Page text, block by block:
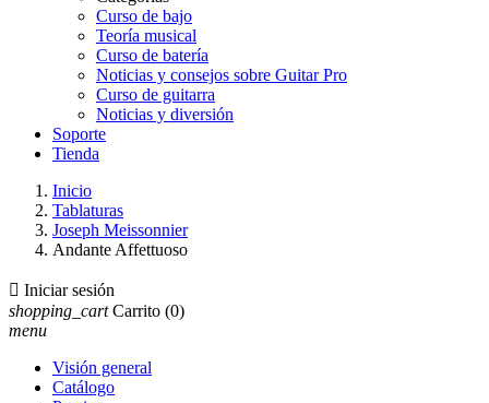
Curso de bajo
Teoría musical
Curso de batería
Noticias y consejos sobre Guitar Pro
Curso de guitarra
Noticias y diversión
Soporte
Tienda
Inicio
Tablaturas
Joseph Meissonnier
Andante Affettuoso
 Iniciar sesión
shopping_cart Carrito (0)
menu
Visión general
Catálogo